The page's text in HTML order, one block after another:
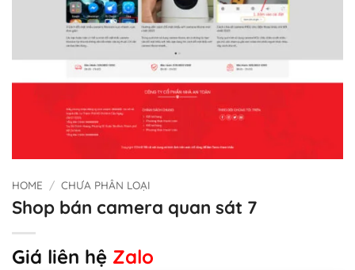
HOME / CHƯA PHÂN LOẠI
Shop bán camera quan sát 7
Giá liên hệ Zalo